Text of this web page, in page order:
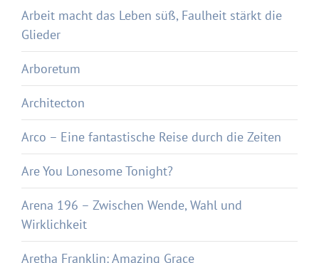
Arbeit macht das Leben süß, Faulheit stärkt die
Glieder
Arboretum
Architecton
Arco – Eine fantastische Reise durch die Zeiten
Are You Lonesome Tonight?
Arena 196 – Zwischen Wende, Wahl und
Wirklichkeit
Aretha Franklin: Amazing Grace